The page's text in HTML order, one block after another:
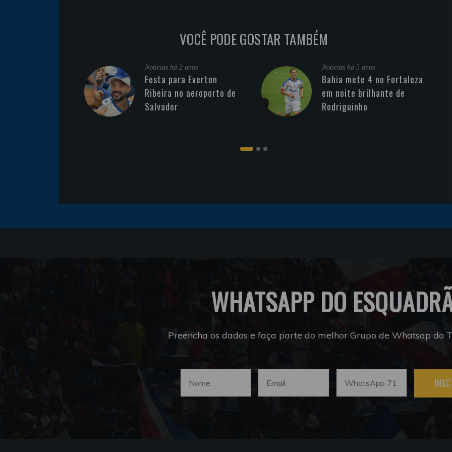
VOCÊ PODE GOSTAR TAMBÉM
Noticias há 2 anos
Festa para Everton
Ribeira no aeroporto de
Salvador
Noticias há 5 anos
Bahia mete 4 no Fortaleza
em noite brilhante de
Rodriguinho
WHATSAPP DO
Preencha os dados e faça parte do melhor Grupo de Whatsap do